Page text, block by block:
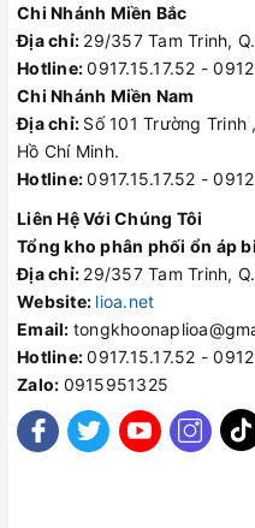
Chi Nhánh Miền Bắc
Địa chỉ: 29/357 Tam Trinh,
Hotline:0917.15.17.52 -
Chi Nhánh Miền Nam
Địa chỉ: Số 101 Trường Trinh
Hồ Chí Minh.
Hotline:0917.15.17.52 -
Liên Hệ Với Chúng Tôi
Tổng kho phân phối ổn áp
Địa chỉ: 29/357 Tam Trinh,
Website: lioa.net
Email:
Hotline:0917.15.17.52 -
Zalo: 0915951325